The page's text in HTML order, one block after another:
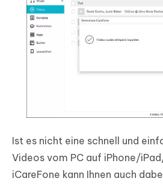
Ist es nicht eine schnell und
Videos vom PC auf iPhone/
iCareFone kann Ihnen auch